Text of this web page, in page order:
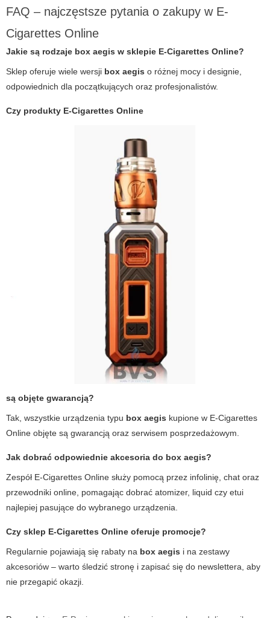
FAQ – najczęstsze pytania o zakupy w E-
Cigarettes Online
Jakie są rodzaje box aegis w sklepie E-Cigarettes Online?
Sklep oferuje wiele wersji box aegis o różnej mocy i designie,
odpowiednich dla początkujących oraz profesjonalistów.
Czy produkty E-Cigarettes Online
są objęte gwarancją?
Tak, wszystkie urządzenia typu box aegis kupione w E-Cigarettes
Online objęte są gwarancją oraz serwisem posprzedażowym.
Jak dobrać odpowiednie akcesoria do box aegis?
Zespół E-Cigarettes Online służy pomocą przez infolinię, chat oraz
przewodniki online, pomagając dobrać atomizer, liquid czy etui
najlepiej pasujące do wybranego urządzenia.
Czy sklep E-Cigarettes Online oferuje promocje?
Regularnie pojawiają się rabaty na box aegis i na zestawy
akcesoriów – warto śledzić stronę i zapisać się do newslettera, aby
nie przegapić okazji.